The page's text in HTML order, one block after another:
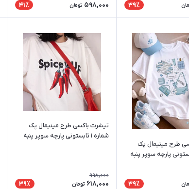
39٪ 598,000 تومان 41٪
طرح مینیمال پک
شماره ۶ تابستونی پارچه سوپر پنبه
39٪
تیشرت باکسی طرح مینیمال پک
شماره ۱ تابستونی پارچه سوپر پنبه
998,000
618,000 تومان 39٪